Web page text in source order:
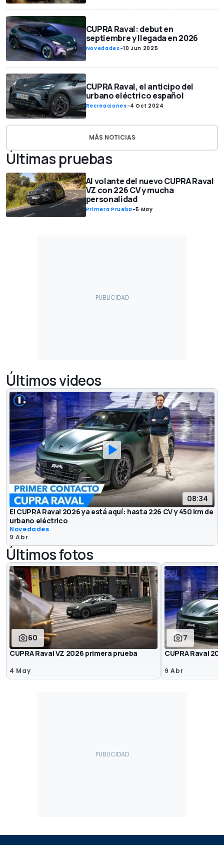
CUPRA Raval: debut en
septiembre y llegada en 2026
Novedades-10 Jun 2025
CUPRA Raval, el anticipo del
urbano eléctrico español
Recreaciones-4 Oct 2024
MÁS NOTICIAS
Últimas pruebas
Al volante del nuevo CUPRA Raval
VZ con 226 CV y mucha
personalidad
Primera Prueba-5 May
Últimos videos
08:34
El CUPRA Raval 2026 ya está aquí: hasta 226 CV y 450 km de
urbano eléctrico
Novedades
9 Abr
Últimos fotos
60
CUPRA Raval VZ 2026 primera prueba
4 May
7
CUPRA Raval
9 Abr